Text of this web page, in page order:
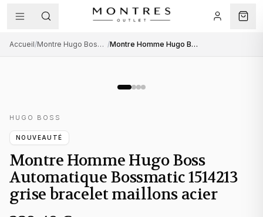
Accueil/ Montre Hugo Boss homme / Montre Homme Hugo Boss Automatique Bossmatic 1514213 grise bracelet maillons acier
HUGO BOSS
NOUVEAUTÉ
Montre Homme Hugo Boss
Automatique Bossmatic 1514213
grise bracelet maillons acier